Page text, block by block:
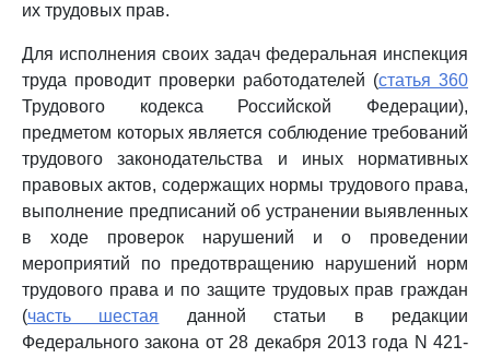
их трудовых прав.
Для исполнения своих задач федеральная инспекция
труда проводит проверки работодателей (статья 360
Трудового кодекса Российской Федерации),
предметом которых является соблюдение требований
трудового законодательства и иных нормативных
правовых актов, содержащих нормы трудового права,
выполнение предписаний об устранении выявленных
в ходе проверок нарушений и о проведении
мероприятий по предотвращению нарушений норм
трудового права и по защите трудовых прав граждан
(часть шестая данной статьи в редакции
Федерального закона от 28 декабря 2013 года N 421-